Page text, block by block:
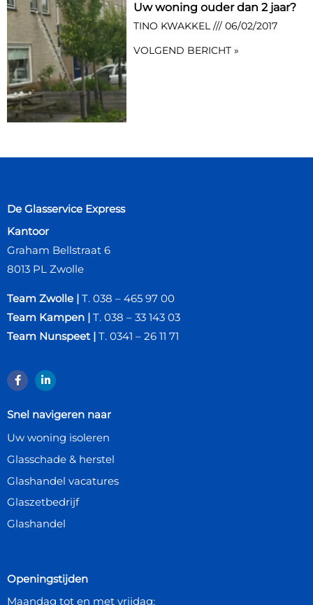
Uw woning ouder dan 2 jaar?
TINO KWAKKEL
06/02/2017
VOLGEND BERICHT »
De Glasservice Express
Kantoor
Graham Bellstraat 6
8013 PL Zwolle
Team Zwolle | T. 038 – 465 97 00
Team Kampen | T. 038 – 33 143 03
Team Nunspeet | T. 0341 – 26 11 71
Snel navigeren naar
Uw woning isoleren
Glasschade & herstel
Glashandel vacatures
Glaszetbedrijf
Glashandel
Openingstijden
Maandag tot en met vrijdag: